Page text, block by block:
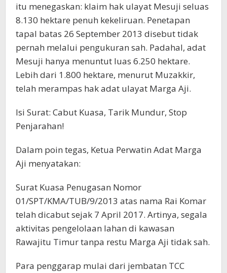
itu menegaskan: klaim hak ulayat Mesuji seluas
8.130 hektare penuh kekeliruan. Penetapan
tapal batas 26 September 2013 disebut tidak
pernah melalui pengukuran sah. Padahal, adat
Mesuji hanya menuntut luas 6.250 hektare.
Lebih dari 1.800 hektare, menurut Muzakkir,
telah merampas hak adat ulayat Marga Aji.
Isi Surat: Cabut Kuasa, Tarik Mundur, Stop
Penjarahan!
Dalam poin tegas, Ketua Perwatin Adat Marga
Aji menyatakan:
Surat Kuasa Penugasan Nomor
01/SPT/KMA/TUB/9/2013 atas nama Rai Komar
telah dicabut sejak 7 April 2017. Artinya, segala
aktivitas pengelolaan lahan di kawasan
Rawajitu Timur tanpa restu Marga Aji tidak sah.
Para penggarap mulai dari jembatan TCC